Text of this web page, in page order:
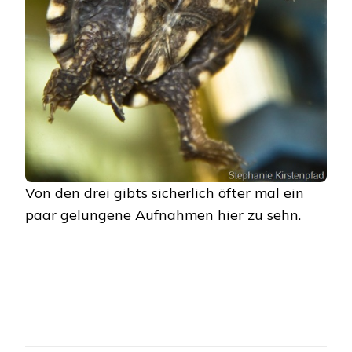
Von den drei gibts sicherlich öfter mal ein
paar gelungene Aufnahmen hier zu sehn.